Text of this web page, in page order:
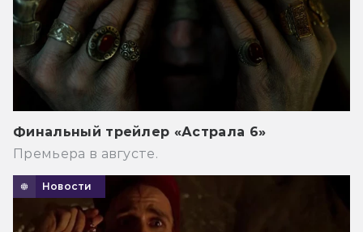
Финальный трейлер «Астрала 6»
Премьера в августе.
Новости